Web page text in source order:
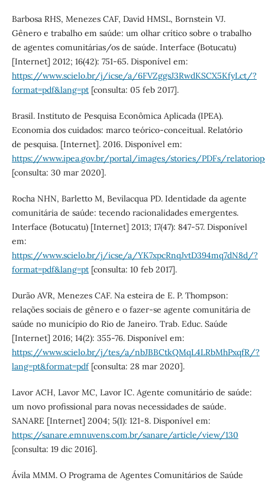
Barbosa RHS, Menezes CAF, David HMSL, Bornstein VJ.
Gênero e trabalho em saúde: um olhar crítico sobre o trabalho
de agentes comunitárias/os de saúde. Interface (Botucatu)
[Internet] 2012; 16(42): 751-65. Disponível em:
https://www.scielo.br/j/icse/a/6FVZggsJ3RwdKSCX5KfyLct/?
format=pdf&lang=pt[consulta: 05 feb 2017].
Brasil. Instituto de Pesquisa Econômica Aplicada (IPEA).
Economia dos cuidados: marco teórico-conceitual. Relatório
de pesquisa. [Internet]. 2016. Disponível em:
https://www.ipea.gov.br/portal/images/stories/PDFs/
[consulta: 30 mar 2020].
Rocha NHN, Barletto M, Bevilacqua PD. Identidade da agente
comunitária de saúde: tecendo racionalidades emergentes.
Interface (Botucatu) [Internet] 2013; 17(47): 847-57. Disponível
em:
https://www.scielo.br/j/icse/a/YK7xpcRnqJvtD394mq7dN8d/?
format=pdf&lang=pt[consulta: 10 feb 2017].
Durão AVR, Menezes CAF. Na esteira de E. P. Thompson:
relações sociais de gênero e o fazer-se agente comunitária de
saúde no município do Rio de Janeiro. Trab. Educ. Saúde
[Internet] 2016; 14(2): 355-76. Disponível em:
https://www.scielo.br/j/tes/a/nbJBBCtkQMqL4LRbMhPxqfR/?
lang=pt&format=pdf[consulta: 28 mar 2020].
Lavor ACH, Lavor MC, Lavor IC. Agente comunitário de saúde:
um novo profissional para novas necessidades de saúde.
SANARE [Internet] 2004; 5(1): 121-8. Disponível em:
https://sanare.emnuvens.com.br/sanare/article/view/130
[consulta: 19 dic 2016].
Ávila MMM. O Programa de Agentes Comunitários de Saúde